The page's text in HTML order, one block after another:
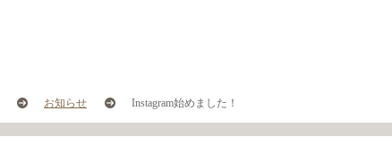
お知らせ Instagram始めました！